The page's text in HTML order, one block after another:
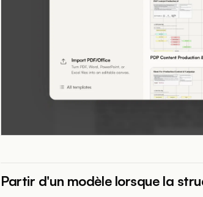
Partir d'un modèle lorsque la